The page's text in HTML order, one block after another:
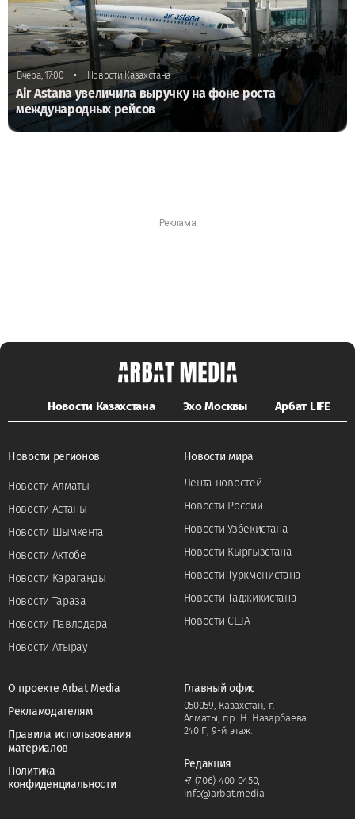
Вчера, 17:00 • Новости Казахстана
Air Astana увеличила выручку на фоне роста
международных рейсов
Новости Казахстана Эхо Москвы Арбат LIFE
Новости регионов
Новости Алматы
Новости Астаны
Новости Шымкента
Новости Актобе
Новости Караганды
Новости Тараза
Новости Павлодара
Новости Атырау
Новости мира
Лента новостей
Новости России
Новости Узбекистана
Новости Кыргызстана
Новости Туркменистана
Новости Таджикистана
Новости США
О проекте Arbat Media
Рекламодателям
Правила использования
материалов
Политика
конфиденциальности
Главный офис
050059, Казахстан, г.
Алматы, пр. Н. Назарбаева
240 Г, 9-й этаж.
Редакция
+7 (706) 400 0450,
info@arbat.media